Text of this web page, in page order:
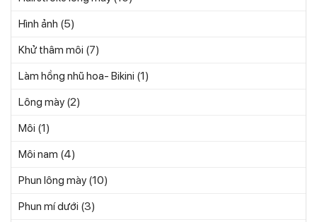
Hình ảnh (5)
Khử thâm môi (7)
Làm hồng nhũ hoa- Bikini (1)
Lông mày (2)
Môi (1)
Môi nam (4)
Phun lông mày (10)
Phun mí dưới (3)